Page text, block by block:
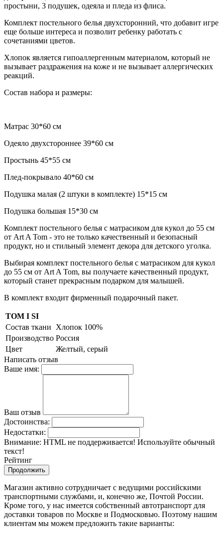
простыни, 3 подушек, одеяла и пледа из флиса.
Комплект постельного белья двухсторонний, что добавит игре
еще больше интереса и позволит ребенку работать с
сочетаниями цветов.
Хлопок является гипоаллергенным материалом, который не
вызывает раздражения на коже и не вызывает аллергических
реакций.
Состав набора и размеры:
Матрас 30*60 см
Одеяло двухстороннее 39*60 см
Простынь 45*55 см
Плед-покрывало 40*60 см
Подушка малая (2 штуки в комплекте) 15*15 см
Подушка большая 15*30 см
Комплект постельного белья с матрасиком для кукол до 55 см
от Art A Tom - это не только качественный и безопасный
продукт, но и стильный элемент декора для детского уголка.
Выбирая комплект постельного белья с матрасиком для кукол
до 55 см от Art A Tom, вы получаете качественный продукт,
который станет прекрасным подарком для малышей.
В комплект входит фирменный подарочный пакет.
TOM I SI
Состав ткани
Хлопок 100%
Производство Россия
Цвет
Желтый, серый
Написать отзыв
Ваше имя:
Ваш отзыв
Достоинства:
Недостатки:
Внимание: HTML не поддерживается! Используйте обычный
текст!
Рейтинг
Продолжить
Магазин активно сотрудничает с ведущими российскими
транспортными службами, и, конечно же, Почтой России.
Кроме того, у нас имеется собственный автотранспорт для
доставки товаров по Москве и Подмосковью. Поэтому нашим
клиентам мы можем предложить такие варианты: